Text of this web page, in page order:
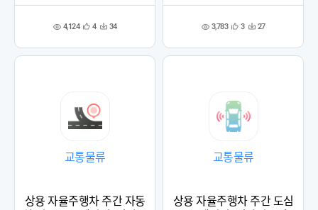
조 4,124 관
록
4 다 34
조 3,783 관
록
3 다 27
교통물류
상용 자율주행차 주간 자동
교통물류
상용 자율주행차 주간 도심